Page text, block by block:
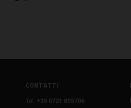
CONTATTI
Tel:
+39 0721 855706